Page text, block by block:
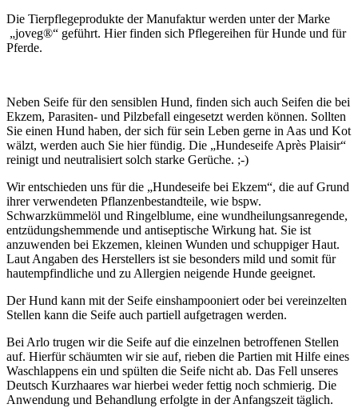
Die Tierpflegeprodukte der Manufaktur werden unter der Marke
„joveg®“ geführt. Hier finden sich Pflegereihen für Hunde und für
Pferde.
Neben Seife für den sensiblen Hund, finden sich auch Seifen die bei
Ekzem, Parasiten- und Pilzbefall eingesetzt werden können. Sollten
Sie einen Hund haben, der sich für sein Leben gerne in Aas und Kot
wälzt, werden auch Sie hier fündig. Die „Hundeseife Après Plaisir“
reinigt und neutralisiert solch starke Gerüche. ;-)
Wir entschieden uns für die „Hundeseife bei Ekzem“, die auf Grund
ihrer verwendeten Pflanzenbestandteile, wie bspw.
Schwarzkümmelöl und Ringelblume, eine wundheilungsanregende,
entzüdungshemmende und antiseptische Wirkung hat. Sie ist
anzuwenden bei Ekzemen, kleinen Wunden und schuppiger Haut.
Laut Angaben des Herstellers ist sie besonders mild und somit für
hautempfindliche und zu Allergien neigende Hunde geeignet.
Der Hund kann mit der Seife einshampooniert oder bei vereinzelten
Stellen kann die Seife auch partiell aufgetragen werden.
Bei Arlo trugen wir die Seife auf die einzelnen betroffenen Stellen
auf. Hierfür schäumten wir sie auf, rieben die Partien mit Hilfe eines
Waschlappens ein und spülten die Seife nicht ab. Das Fell unseres
Deutsch Kurzhaares war hierbei weder fettig noch schmierig. Die
Anwendung und Behandlung erfolgte in der Anfangszeit täglich.